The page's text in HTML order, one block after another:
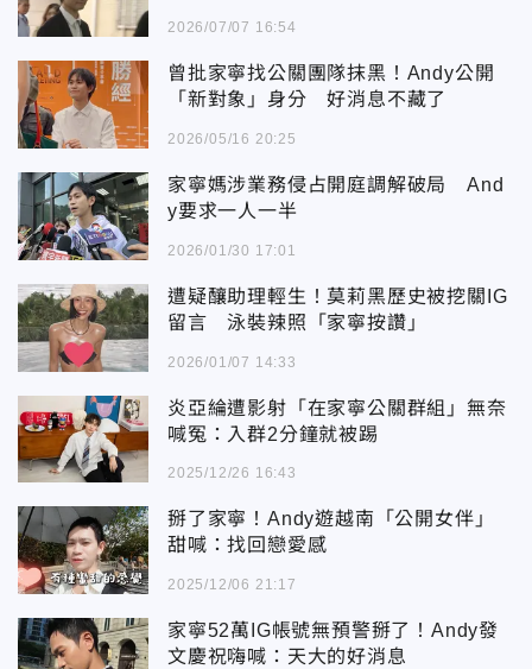
2026/07/07 16:54
曾批家寧找公關團隊抹黑！Andy公開
「新對象」身分 好消息不藏了
2026/05/16 20:25
家寧媽涉業務侵占開庭調解破局 And
y要求一人一半
2026/01/30 17:01
遭疑釀助理輕生！莫莉黑歷史被挖關IG
留言 泳裝辣照「家寧按讚」
2026/01/07 14:33
炎亞綸遭影射「在家寧公關群組」無奈
喊冤：入群2分鐘就被踢
2025/12/26 16:43
掰了家寧！Andy遊越南「公開女伴」
甜喊：找回戀愛感
2025/12/06 21:17
家寧52萬IG帳號無預警掰了！Andy發
文慶祝嗨喊：天大的好消息